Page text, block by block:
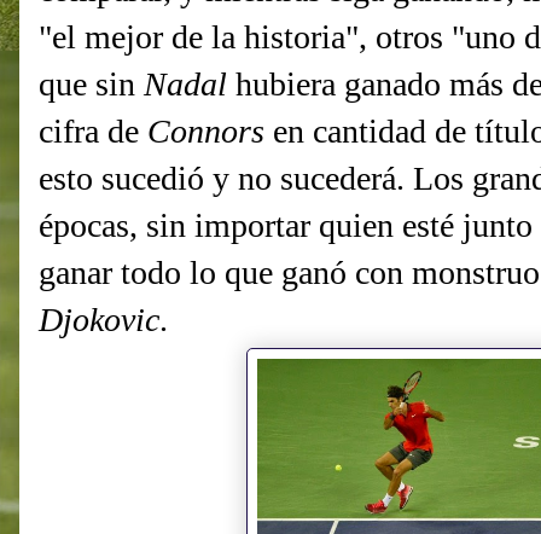
"el mejor de la historia", otros "uno
que sinNadal hubiera ganado más
cifra de Connors en cantidad de
esto sucedió y no sucederá. Los
épocas, sin importar quien esté
ganar todo lo que ganó con
Djokovic.